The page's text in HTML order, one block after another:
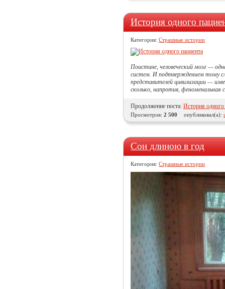
История одного
Категория: Страшные истории
Поистине, человеческий мозг —
систем. И подтверждением тому
представителей цивилизации —
сколько, напротив, феноменальная
Продолжение поста: История одного
Просмотров: 2 500 опубликовал(а):
Сон длиною в год
Категория: Страшные истории